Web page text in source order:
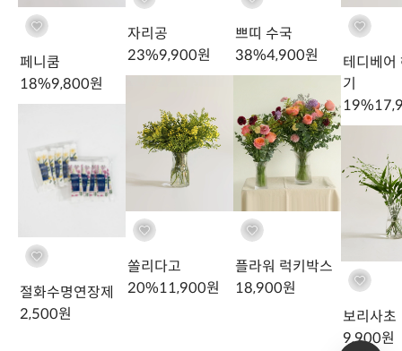
다양한 종류의 해바라기를 한번에 감상할 수 있었어서 좋았어요!
페니쿰
18%9,800원
절화수명연장제
2,500원
자리공
23%9,900원
쏠리다고
20%11,900원
쁘띠 수국
38%4,900원
플라워 럭키박스
18,900원
테디베어
기
19%
보리사초
9,900원